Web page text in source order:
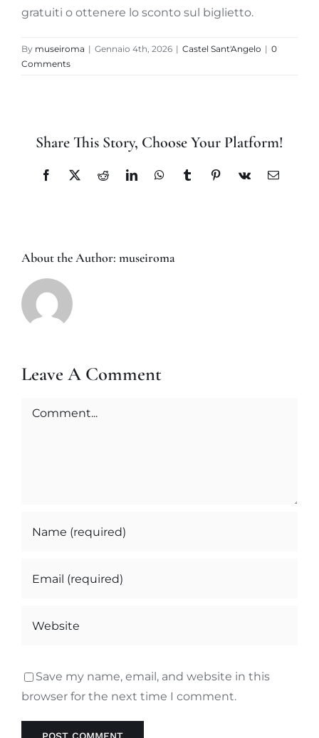
gratuiti o ottenere lo sconto sul biglietto.
By museiroma | Gennaio 4th, 2026 | Castel Sant'Angelo | 0
Comments
Share This Story, Choose Your Platform!
Facebook
X RedditLinkedInWhatsAppTumblrPinterest
Vk Email
About the Author: museiroma
Leave A Comment
Comment
Save my name, email, and website in this
browser for the next time I comment.